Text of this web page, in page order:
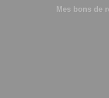
Mes bons de